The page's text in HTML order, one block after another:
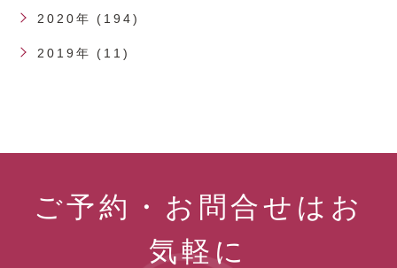
2020年 (194)
2019年 (11)
ご予約・お問合せはお
気軽に